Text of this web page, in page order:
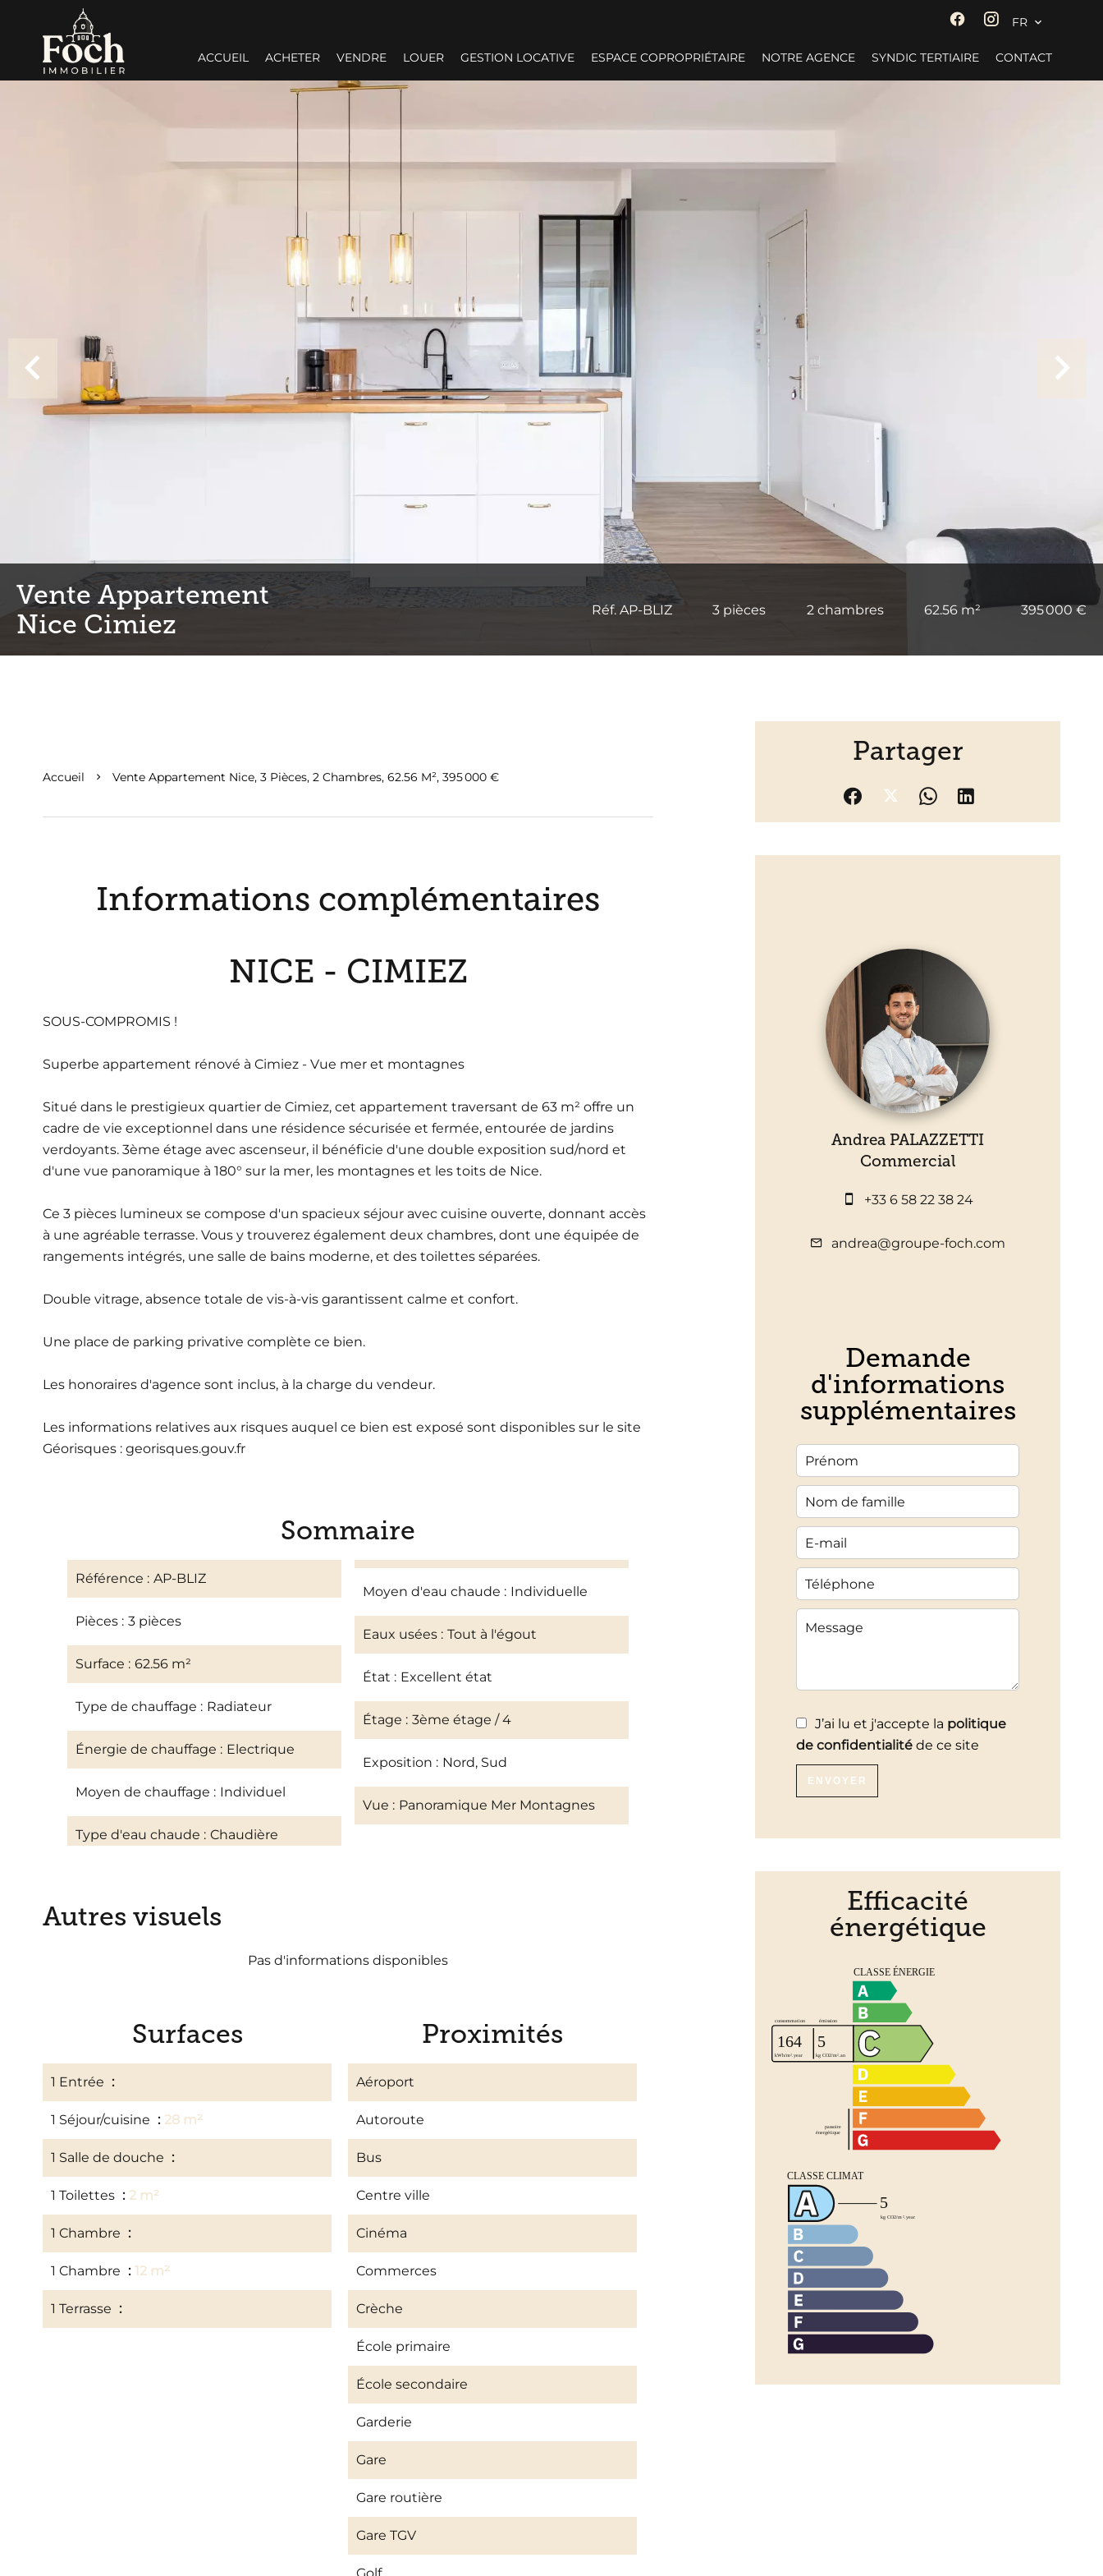
FR
ACCUEIL ACHETER VENDRE LOUER GESTION LOCATIVE ESPACE COPROPRIÉTAIRE NOTRE AGENCE SYNDIC TERTIAIRE CONTACT
Vente Appartement
Nice Cimiez
Réf. AP-BLIZ 3 pièces 2 chambres 62.56 m² 395 000 €
Accueil Vente Appartement Nice, 3 Pièces, 2 Chambres, 62.56 M², 395 000 €
Informations complémentaires
NICE - CIMIEZ
SOUS-COMPROMIS !
Superbe appartement rénové à Cimiez - Vue mer et montagnes
Situé dans le prestigieux quartier de Cimiez, cet appartement traversant de 63 m² offre un
cadre de vie exceptionnel dans une résidence sécurisée et fermée, entourée de jardins
verdoyants. 3ème étage avec ascenseur, il bénéficie d'une double exposition sud/nord et
d'une vue panoramique à 180° sur la mer, les montagnes et les toits de Nice.
Ce 3 pièces lumineux se compose d'un spacieux séjour avec cuisine ouverte, donnant accès
à une agréable terrasse. Vous y trouverez également deux chambres, dont une équipée de
rangements intégrés, une salle de bains moderne, et des toilettes séparées.
Double vitrage, absence totale de vis-à-vis garantissent calme et confort.
Une place de parking privative complète ce bien.
Les honoraires d'agence sont inclus, à la charge du vendeur.
Les informations relatives aux risques auquel ce bien est exposé sont disponibles sur le site
Géorisques : georisques.gouv.fr
Sommaire
Référence AP-BLIZ
Pièces 3 pièces
Surface 62.56 m²
Type de chauffage Radiateur
Énergie de chauffage Electrique
Moyen de chauffage Individuel
Type d'eau chaude Chaudière
Moyen d'eau chaude Individuelle
Eaux usées Tout à l'égout
État Excellent état
Étage 3ème étage / 4
Exposition Nord, Sud
Vue Panoramique Mer Montagnes
Autres visuels
Pas d'informations disponibles
Surfaces
1 Entrée
1 Séjour/cuisine 28 m²
1 Salle de douche
1 Toilettes 2 m²
1 Chambre
1 Chambre 12 m²
1 Terrasse
Proximités
Aéroport
Autoroute
Bus
Centre ville
Cinéma
Commerces
Crèche
École primaire
École secondaire
Garderie
Gare
Gare routière
Gare TGV
Partager
Andrea PALAZZETTI
Commercial
+33 6 58 22 38 24
andrea@groupe-foch.com
Demande
d'informations
supplémentaires
J’ai lu et j'accepte la politique
de confidentialité de ce site
ENVOYER
Efficacité
énergétique